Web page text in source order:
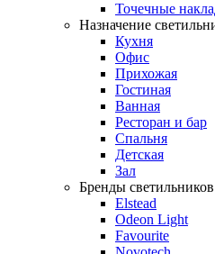
Точечные
Назначение
Кухня
Офис
Прихожая
Гостиная
Ванная
Ресторан и бар
Спальня
Детская
Зал
Бренды светильников
Elstead
Odeon Light
Favourite